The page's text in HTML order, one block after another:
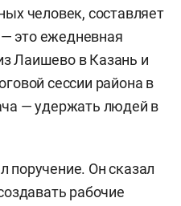
человек, составляет
это ежедневная
Лаишево в Казань и
сессии района в
— удержать людей в
поручение. Он сказал
рабочие